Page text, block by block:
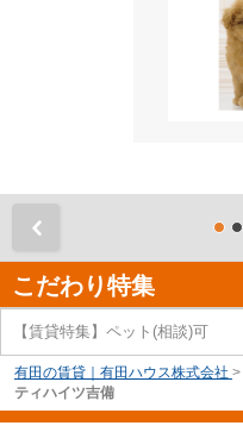
こだわり特集
【賃貸特集】ペット(相談)可
有田の賃貸｜有田ハウス株式会社 >
ティハイツ吉備